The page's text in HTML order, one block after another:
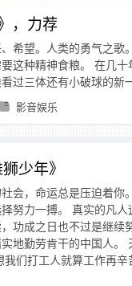
，力荐
希望。人类的勇气之歌
这种精神食粮。 在几
过三体还有小破球的新
影音娱乐
少年》
会，命运总是压迫着你
努力一搏。 真实的凡
功成之日也不过是继续
地勤劳肯干的中国人。
们打工人就算工作再辛